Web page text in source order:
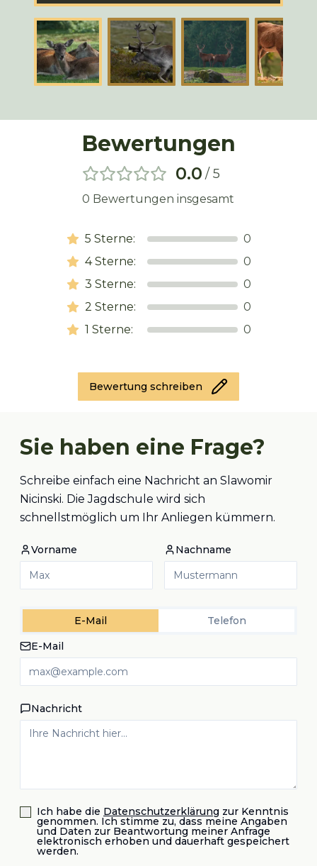
Bewertungen
0.0 / 5
0 Bewertungen insgesamt
5 Sterne:
0
4Sterne:
0
3 Sterne:
0
2 Sterne:
0
1 Sterne: 0
Bewertung schreiben
Sie haben eine Frage?
Schreibe einfach eine Nachricht an Slawomir
Nicinski. Die Jagdschule wird sich
schnellstmöglich um Ihr Anliegen kümmern.
Vorname Nachname
E-Mail
Telefon
E-Mail
Nachricht
Ich habe die Datenschutzerklärung zur Kenntnis
genommen. Ich stimme zu, dass meine Angaben
und Daten zur Beantwortung meiner Anfrage
elektronisch erhoben und dauerhaft gespeichert
werden.